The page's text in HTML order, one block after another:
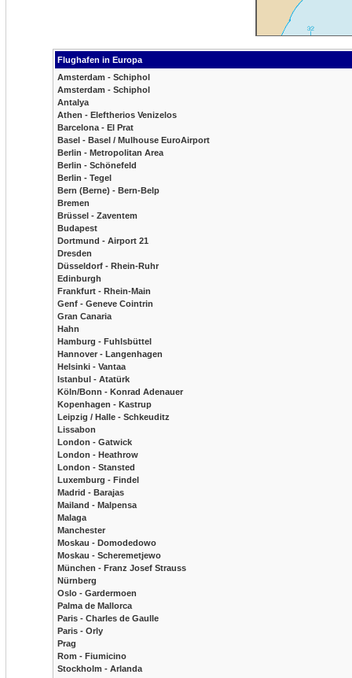
Flughafen in Europa
Amsterdam - Schiphol
Amsterdam - Schiphol
Antalya
Athen - Eleftherios Venizelos
Barcelona - El Prat
Basel - Basel / Mulhouse EuroAirport
Berlin - Metropolitan Area
Berlin - Schönefeld
Berlin - Tegel
Bern (Berne) - Bern-Belp
Bremen
Brüssel - Zaventem
Budapest
Dortmund - Airport 21
Dresden
Düsseldorf - Rhein-Ruhr
Edinburgh
Frankfurt - Rhein-Main
Genf - Geneve Cointrin
Gran Canaria
Hahn
Hamburg - Fuhlsbüttel
Hannover - Langenhagen
Helsinki - Vantaa
Istanbul - Atatürk
Köln/Bonn - Konrad Adenauer
Kopenhagen - Kastrup
Leipzig / Halle - Schkeuditz
Lissabon
London - Gatwick
London - Heathrow
London - Stansted
Luxemburg - Findel
Madrid - Barajas
Mailand - Malpensa
Malaga
Manchester
Moskau - Domodedowo
Moskau - Scheremetjewo
München - Franz Josef Strauss
Nürnberg
Oslo - Gardermoen
Palma de Mallorca
Paris - Charles de Gaulle
Paris - Orly
Prag
Rom - Fiumicino
Stockholm - Arlanda